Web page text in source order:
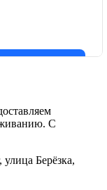
С
улица Берёзка,